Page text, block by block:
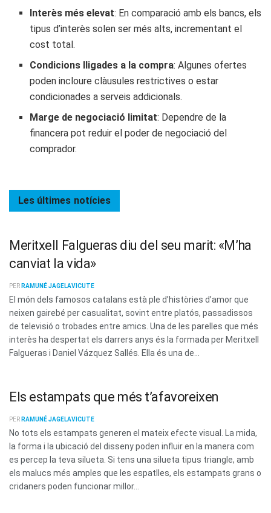
Interès més elevat: En comparació amb els bancs, els
tipus d’interès solen ser més alts, incrementant el
cost total.
Condicions lligades a la compra: Algunes ofertes
poden incloure clàusules restrictives o estar
condicionades a serveis addicionals.
Marge de negociació limitat: Dependre de la
financera pot reduir el poder de negociació del
comprador.
Les últimes notícies
Meritxell Falgueras diu del seu marit: «M’ha
canviat la vida»
PER RAMUNÉ JAGELAVICUTE
El món dels famosos catalans està ple d’històries d’amor que
neixen gairebé per casualitat, sovint entre platós, passadissos
de televisió o trobades entre amics. Una de les parelles que més
interès ha despertat els darrers anys és la formada per Meritxell
Falgueras i Daniel Vázquez Sallés. Ella és una de...
Els estampats que més t’afavoreixen
PER RAMUNÉ JAGELAVICUTE
No tots els estampats generen el mateix efecte visual. La mida,
la forma i la ubicació del disseny poden influir en la manera com
es percep la teva silueta. Si tens una silueta tipus triangle, amb
els malucs més amples que les espatlles, els estampats grans o
cridaners poden funcionar millor...